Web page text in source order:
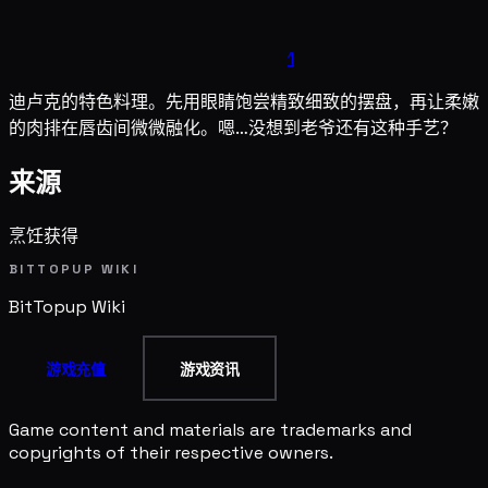
1
迪卢克的特色料理。先用眼睛饱尝精致细致的摆盘，再让柔嫩
的肉排在唇齿间微微融化。嗯…没想到老爷还有这种手艺？
来源
烹饪获得
BITTOPUP WIKI
BitTopup Wiki
游戏充值 游戏资讯
Game content and materials are trademarks and
copyrights of their respective owners.